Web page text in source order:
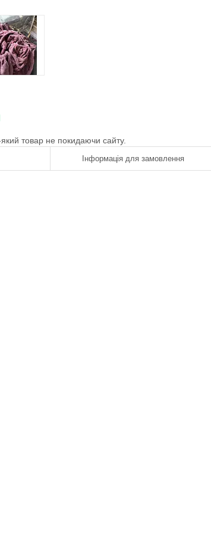
товар не покидаючи сайту.
Інформація для замовлення